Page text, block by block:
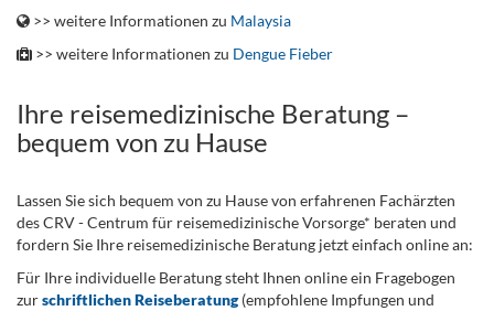
>> weitere Informationen zu Malaysia
>> weitere Informationen zu Dengue Fieber
Ihre reisemedizinische Beratung –
bequem von zu Hause
Lassen Sie sich bequem von zu Hause von erfahrenen Fachärzten
des CRV - Centrum für reisemedizinische Vorsorge* beraten und
fordern Sie Ihre reisemedizinische Beratung jetzt einfach online an:
Für Ihre individuelle Beratung steht Ihnen online ein Fragebogen
zurschriftlichen Reiseberatung(empfohlene Impfungen und